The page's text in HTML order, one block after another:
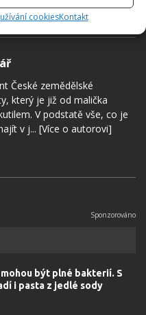
cookiesKontakt
České zemědělské
který je již od malička
V podstatě vše, co je
v j... [Více o autorovi]
být plné bakterií. S
i pasta z jedlé sody